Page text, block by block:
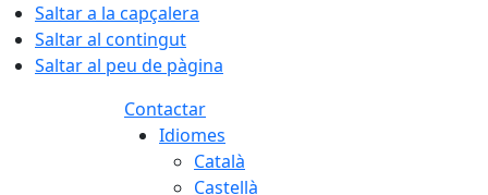
Saltar a la capçalera
Saltar al contingut
Saltar al peu de pàgina
Contactar
Idiomes
Català
Castellà